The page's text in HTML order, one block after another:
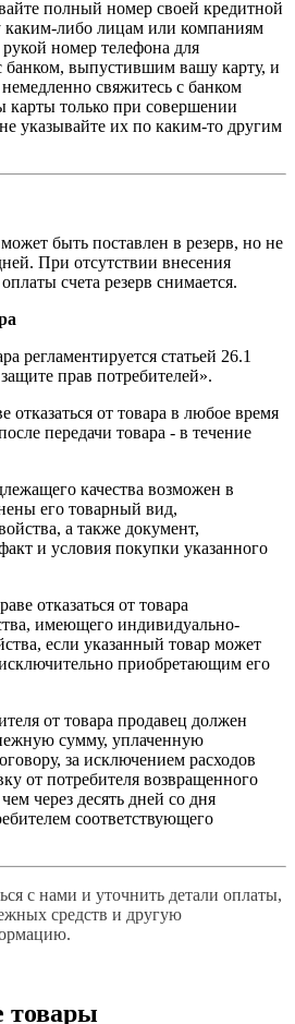
полный номер своей кредитной
каким-либо лицам или компаниям
номер телефона для
банком, выпустившим вашу карту, и
свяжитесь с банком
карты только при совершении
указывайте их по каким-то другим
быть поставлен в резерв, но не
При отсутствии внесения
счета резерв снимается.
регламентируется статьей 26.1
прав потребителей».
отказаться от товара в любое время
передачи товара - в течение
качества возможен в
его товарный вид,
а также документ,
и условия покупки указанного
отказаться от товара
имеющего индивидуально-
если указанный товар может
приобретающим его
от товара продавец должен
сумму, уплаченную
за исключением расходов
от потребителя возвращенного
через десять дней со дня
соответствующего
с нами и уточнить детали оплаты,
средств и другую
товары